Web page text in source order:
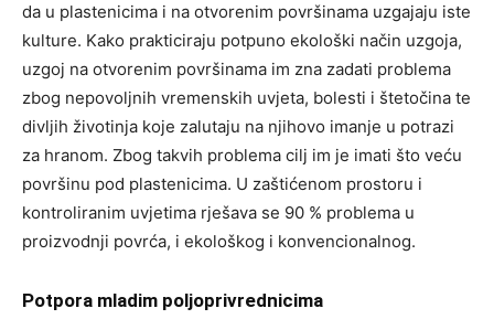
da u plastenicima i na otvorenim površinama uzgajaju iste
kulture. Kako prakticiraju potpuno ekološki način uzgoja,
uzgoj na otvorenim površinama im zna zadati problema
zbog nepovoljnih vremenskih uvjeta, bolesti i štetočina te
divljih životinja koje zalutaju na njihovo imanje u potrazi
za hranom. Zbog takvih problema cilj im je imati što veću
površinu pod plastenicima. U zaštićenom prostoru i
kontroliranim uvjetima rješava se 90 % problema u
proizvodnji povrća, i ekološkog i konvencionalnog.
Potpora mladim poljoprivrednicima